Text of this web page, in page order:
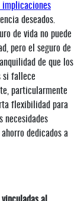
implicaciones
deseados.
de vida no puede
pero el seguro de
de que los
si fallece
particularmente
flexibilidad para
necesidades
dedicados a